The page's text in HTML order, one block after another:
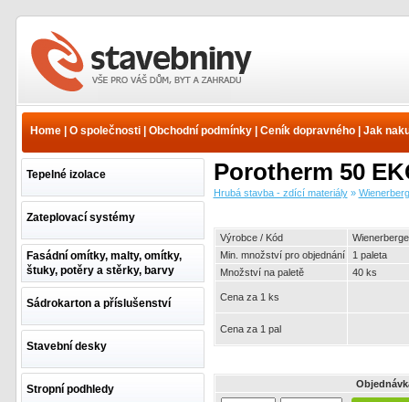
materiály - Wienerberger -
EKO+ Profi - Obvodové
Home| O společnosti| Obchodní podmínky| Ceník dopravného| Jak
Tepelné izolace
Zateplovací systémy
Fasádní omítky, malty, omítky,
štuky, potěry a stěrky, barvy
Sádrokarton a příslušenství
Stavební desky
Stropní podhledy
Porotherm 50
Hrubá stavba - zdící materiály»
Výrobce / Kód
Min. množství pro objednání
1 paleta
Množství na paletě
40 ks
Cena za 1 ks
Cena za 1 pal